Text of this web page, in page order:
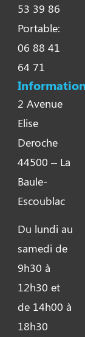
53 39 86
Portable:
06 88 41
64 71
2 Avenue
Elise
Deroche
44500 – La
Baule-
Escoublac
Du lundi au
samedi de
9h30 à
12h30 et
de 14h00 à
18h30